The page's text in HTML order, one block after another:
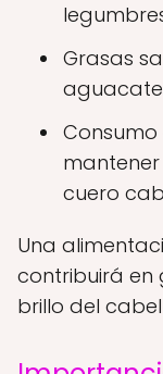
Grasas
cuero
Una
contribuirá en
brillo del